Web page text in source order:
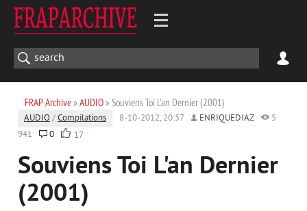
FRAP Archive» AUDIO» Souviens Toi L'an Dernier (2001)
AUDIO /Compilations 8-10-2012, 20:57 ENRIQUEDIAZ
5
941
0 17
Souviens Toi L'an Dernier
(2001)